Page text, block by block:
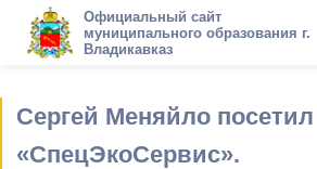
Официальный сайт
муниципального образования г.
Владикавказ
Сергей Меняйло
«СпецЭкоСервис».